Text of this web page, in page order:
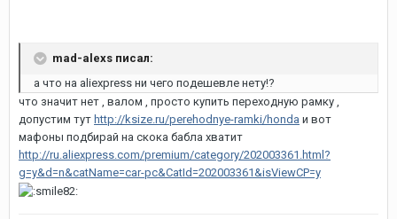
mad-alexs писал:
а что на aliexpress ни чего подешевле нету!?
что значит нет , валом , просто купить переходную рамку ,
допустим тут http://ksize.ru/perehodnye-ramki/honda и вот
мафоны подбирай на скока бабла хватит
http://ru.aliexpress.com/premium/category/202003361.html?
g=y&d=n&catName=car-pc&CatId=202003361&isViewCP=y